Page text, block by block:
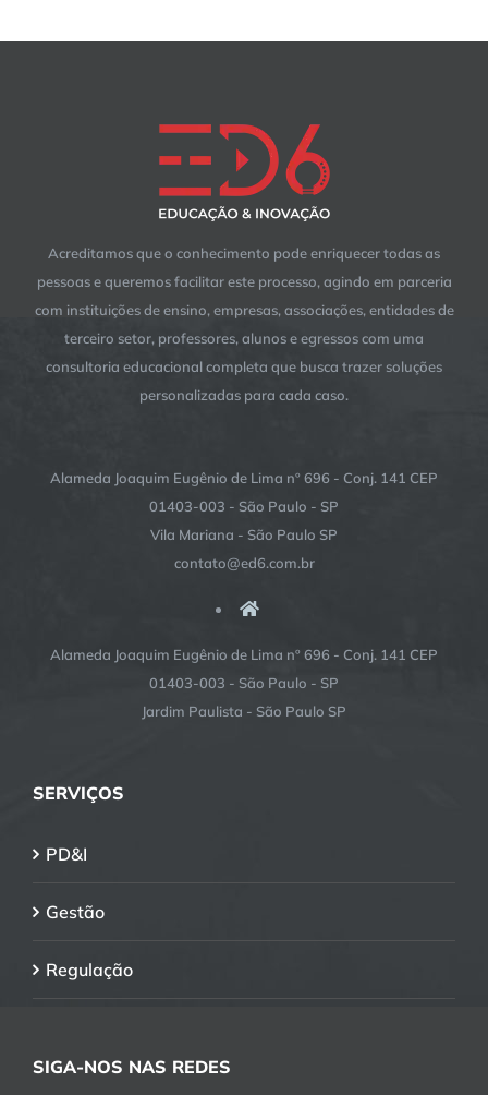
Acreditamos que o conhecimento pode enriquecer todas as
pessoas e queremos facilitar este processo, agindo em parceria
com instituições de ensino, empresas, associações, entidades de
terceiro setor, professores, alunos e egressos com uma
consultoria educacional completa que busca trazer soluções
personalizadas para cada caso.
Alameda Joaquim Eugênio de Lima nº 696 - Conj. 141 CEP
01403-003 - São Paulo - SP
Vila Mariana - São Paulo SP
contato@ed6.com.br
Alameda Joaquim Eugênio de Lima nº 696 - Conj. 141 CEP
01403-003 - São Paulo - SP
Jardim Paulista - São Paulo SP
SERVIÇOS
PD&I
Gestão
Regulação
SIGA-NOS NAS REDES